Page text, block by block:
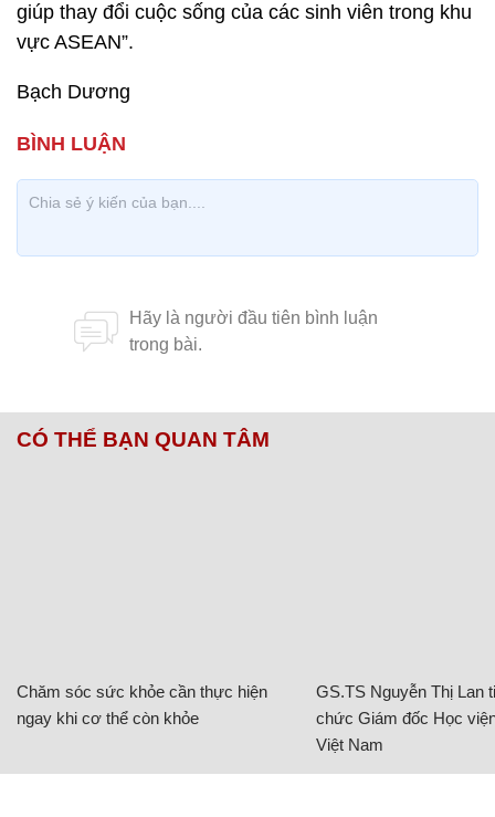
giúp thay đổi cuộc sống của các sinh viên trong khu
vực ASEAN”.
Bạch Dương
CÓ THỂ BẠN QUAN TÂM
Chăm sóc sức khỏe cần thực hiện
ngay khi cơ thể còn khỏe
GS.TS Nguyễn Thị Lan
chức Giám đốc Học
Việt Nam